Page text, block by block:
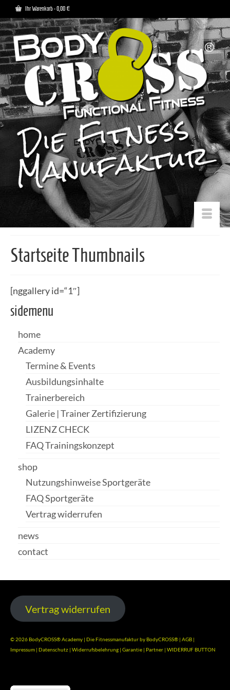
Ihr Warenkorb-0,00 €
Startseite Thumbnails
[nggallery id=“1″]
sidemenu
home
Academy
Termine & Events
Ausbildungsinhalte
Trainerbereich
Galerie | Trainer Zertifizierung
LIZENZ CHECK
FAQ Trainingskonzept
shop
Nutzungshinweise Sportgeräte
FAQ Sportgeräte
Vertrag widerrufen
news
contact
Vertrag widerrufen
© 2026 BodyCROSS® Academy | Die Fitnessmanufaktur by BodyCROSS® | AGB |
Impressum | Datenschutz | Widerrufsbelehrung | Garantie | Partner | WIDERRUF BUTTON